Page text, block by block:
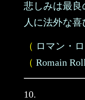
悲しみは最良
人に法外な喜
（ ロマン・
（ Romain
10.